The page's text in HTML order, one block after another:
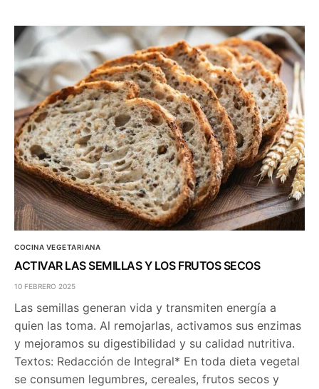
COCINA VEGETARIANA
ACTIVAR LAS SEMILLAS Y LOS FRUTOS SECOS
10 FEBRERO 2025
Las semillas generan vida y transmiten energía a
quien las toma. Al remojarlas, activamos sus enzimas
y mejoramos su digestibilidad y su calidad nutritiva.
Textos: Redacción de Integral* En toda dieta vegetal
se consumen legumbres, cereales, frutos secos y